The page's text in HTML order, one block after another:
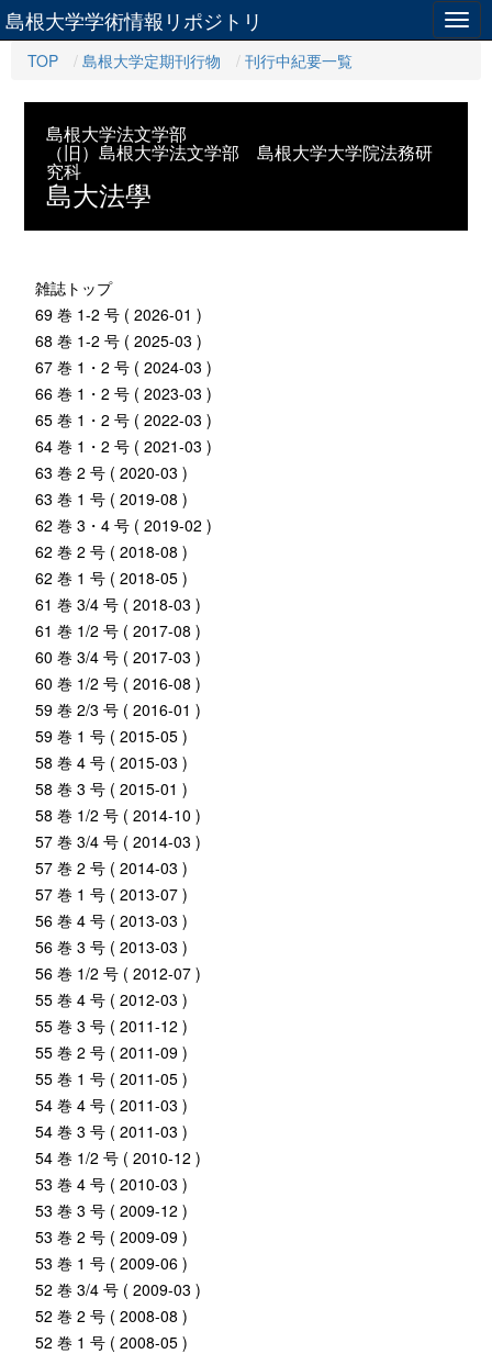
島根大学学術情報リポジトリ
TOP 島根大学定期刊行物 刊行中紀要一覧
島根大学法文学部
（旧）島根大学法文学部 島根大学大学院法務研
究科
島大法學
雑誌トップ
69 巻 1-2 号 ( 2026-01 )
68 巻 1-2 号 ( 2025-03 )
67 巻 1・2 号 ( 2024-03 )
66 巻 1・2 号 ( 2023-03 )
65 巻 1・2 号 ( 2022-03 )
64 巻 1・2 号 ( 2021-03 )
63 巻 2 号 ( 2020-03 )
63 巻 1 号 ( 2019-08 )
62 巻 3・4 号 ( 2019-02 )
62 巻 2 号 ( 2018-08 )
62 巻 1 号 ( 2018-05 )
61 巻 3/4 号 ( 2018-03 )
61 巻 1/2 号 ( 2017-08 )
60 巻 3/4 号 ( 2017-03 )
60 巻 1/2 号 ( 2016-08 )
59 巻 2/3 号 ( 2016-01 )
59 巻 1 号 ( 2015-05 )
58 巻 4 号 ( 2015-03 )
58 巻 3 号 ( 2015-01 )
58 巻 1/2 号 ( 2014-10 )
57 巻 3/4 号 ( 2014-03 )
57 巻 2 号 ( 2014-03 )
57 巻 1 号 ( 2013-07 )
56 巻 4 号 ( 2013-03 )
56 巻 3 号 ( 2013-03 )
56 巻 1/2 号 ( 2012-07 )
55 巻 4 号 ( 2012-03 )
55 巻 3 号 ( 2011-12 )
55 巻 2 号 ( 2011-09 )
55 巻 1 号 ( 2011-05 )
54 巻 4 号 ( 2011-03 )
54 巻 3 号 ( 2011-03 )
54 巻 1/2 号 ( 2010-12 )
53 巻 4 号 ( 2010-03 )
53 巻 3 号 ( 2009-12 )
53 巻 2 号 ( 2009-09 )
53 巻 1 号 ( 2009-06 )
52 巻 3/4 号 ( 2009-03 )
52 巻 2 号 ( 2008-08 )
52 巻 1 号 ( 2008-05 )